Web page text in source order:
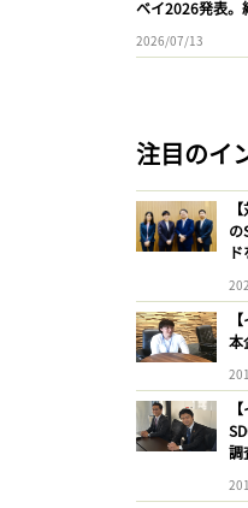
ベイ2026発表。
2026/07/13
注目のイ
の
本
調